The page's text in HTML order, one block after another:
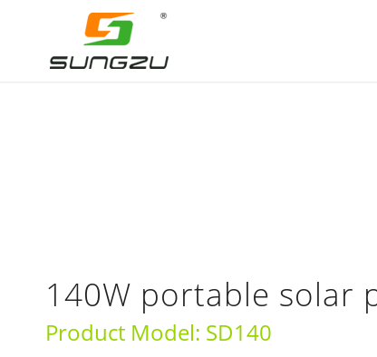
140W portable solar
Product Model: SD140